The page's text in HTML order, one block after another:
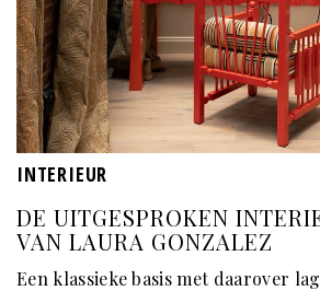
INTERIEUR
DE UITGESPROKEN
VAN LAURA GONZALEZ
Een klassieke basis met daarover